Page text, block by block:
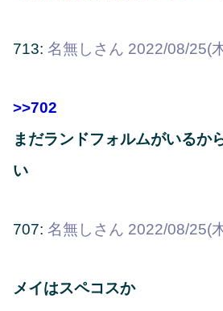
713: 名無しさん 2022/08/25(
>>702
まだランドフォルムがいるか
い
707: 名無しさん 2022/08/25(
メイはスペコスか